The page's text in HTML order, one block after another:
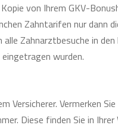
von Ihrem GKV-
Zahntarifen nur dann
Zahnarztbesuche in
wurden.
Versicherer. Vermerken
Diese finden Sie in Ihrer